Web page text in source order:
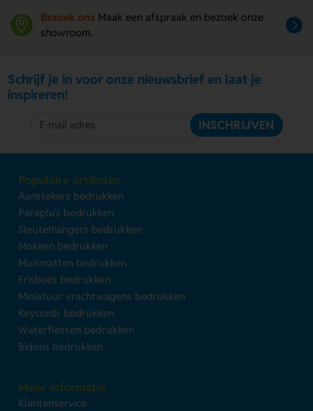
Bezoek ons Maak een afspraak en bezoek onze
showroom.
Schrijf je in voor onze nieuwsbrief en laat je
inspireren!
INSCHRIJVEN
Populaire artikelen
Aanstekers bedrukken
Paraplu's bedrukken
Sleutelhangers bedrukken
Mokken bedrukken
Muismatten bedrukken
Frisbees bedrukken
Miniatuur vrachtwagens bedrukken
Keycords bedrukken
Waterflessen bedrukken
Bidons bedrukken
Meer informatie
Klantenservice